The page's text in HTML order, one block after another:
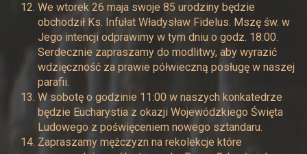
We wtorek 26 maja swoje 85 urodziny będzie
obchodził Ks. Infułat Władysław Fidelus. Mszę św. w
Jego intencji odprawimy w tym dniu o godz. 18:00.
Serdecznie zapraszamy do modlitwy, aby wyrazić
wdzięczność za prawie półwieczną posługę w naszej
parafii.
W sobotę o godzinie 11:00 w naszych konkatedrze
będzie Eucharystia z okazji Wojewódzkiego Święta
Ludowego z poświęceniem nowego sztandaru.
Zapraszamy mężczyzn na rekolekcje które